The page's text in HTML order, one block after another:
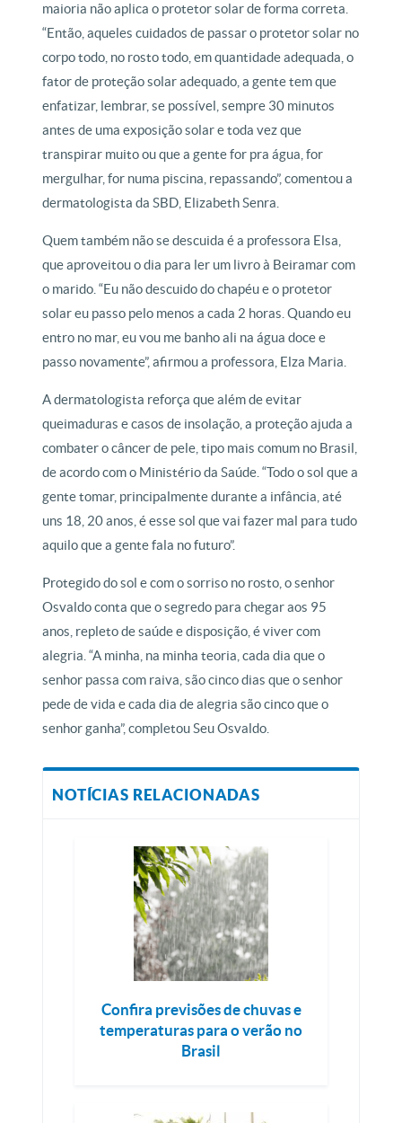
maioria não aplica o protetor solar de forma correta.
“Então, aqueles cuidados de passar o protetor solar no
corpo todo, no rosto todo, em quantidade adequada, o
fator de proteção solar adequado, a gente tem que
enfatizar, lembrar, se possível, sempre 30 minutos
antes de uma exposição solar e toda vez que
transpirar muito ou que a gente for pra água, for
mergulhar, for numa piscina, repassando”, comentou a
dermatologista da SBD, Elizabeth Senra.
Quem também não se descuida é a professora Elsa,
que aproveitou o dia para ler um livro à Beiramar com
o marido. “Eu não descuido do chapéu e o protetor
solar eu passo pelo menos a cada 2 horas. Quando eu
entro no mar, eu vou me banho ali na água doce e
passo novamente”, afirmou a professora, Elza Maria.
A dermatologista reforça que além de evitar
queimaduras e casos de insolação, a proteção ajuda a
combater o câncer de pele, tipo mais comum no Brasil,
de acordo com o Ministério da Saúde. “Todo o sol que a
gente tomar, principalmente durante a infância, até
uns 18, 20 anos, é esse sol que vai fazer mal para tudo
aquilo que a gente fala no futuro”.
Protegido do sol e com o sorriso no rosto, o senhor
Osvaldo conta que o segredo para chegar aos 95
anos, repleto de saúde e disposição, é viver com
alegria. “A minha, na minha teoria, cada dia que o
senhor passa com raiva, são cinco dias que o senhor
pede de vida e cada dia de alegria são cinco que o
senhor ganha”, completou Seu Osvaldo.
NOTÍCIAS RELACIONADAS
Confira previsões de chuvas e
temperaturas para o verão no
Brasil